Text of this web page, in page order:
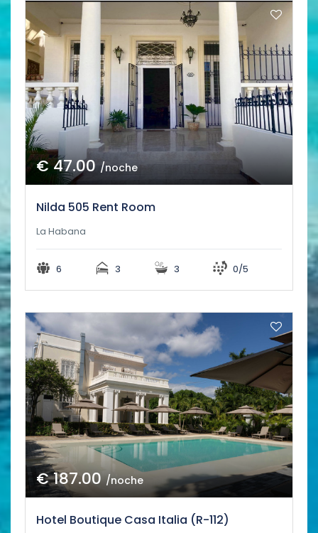
€ 47.00/noche
Nilda 505 Rent Room
La Habana
6 3 3 0/5
€ 187.00/noche
Hotel Boutique Casa Italia (R-112)